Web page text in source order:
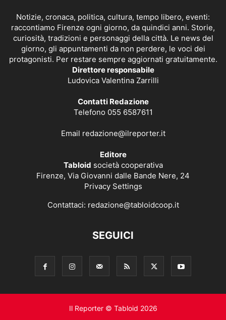
Notizie, cronaca, politica, cultura, tempo libero, eventi:
raccontiamo Firenze ogni giorno, da quindici anni. Storie,
curiosità, tradizioni e personaggi della città. Le news del
giorno, gli appuntamenti da non perdere, le voci dei
protagonisti. Per restare sempre aggiornati gratuitamente.
Direttore responsabile
Ludovica Valentina Zarrilli
Contatti Redazione
Telefono 055 6587611
Email redazione@ilreporter.it
Editore
Tabloid società cooperativa
Firenze, Via Giovanni dalle Bande Nere, 24
Privacy Settings
Contattaci: redazione@tabloidcoop.it
SEGUICI
Il Reporter © Tabloid 2026